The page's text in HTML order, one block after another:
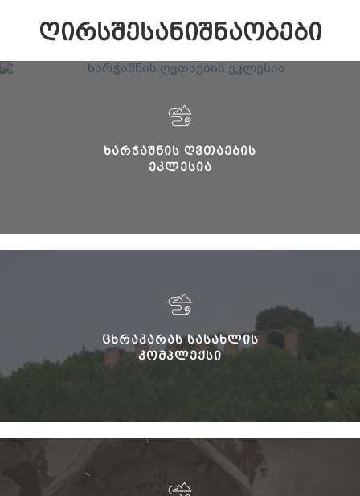
ᲦᲘᲠᲡᲨᲔᲡᲐᲜᲘᲨᲜᲐᲝᲑᲔᲑᲘ
ᲮᲐᲠᲭᲐᲨᲜᲘᲡ ᲦᲕᲗᲐᲔᲑᲘᲡ
ᲔᲙᲚᲔᲡᲘᲐ
ᲪᲮᲠᲐᲙᲐᲠᲐᲡ ᲡᲐᲡᲐᲮᲚᲘᲡ
ᲙᲝᲛᲞᲚᲔᲥᲡᲘ